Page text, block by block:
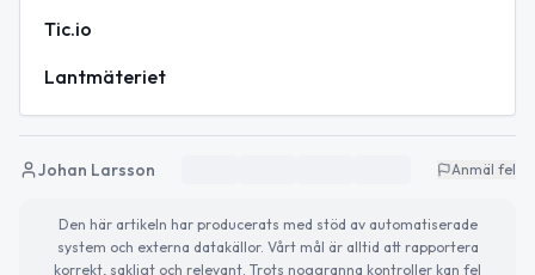
Tic.io
Lantmäteriet
Johan Larsson Anmäl fel
Den här artikeln har producerats med stöd av automatiserade
system och externa datakällor. Vårt mål är alltid att rapportera
korrekt, sakligt och relevant. Trots noggranna kontroller kan fel